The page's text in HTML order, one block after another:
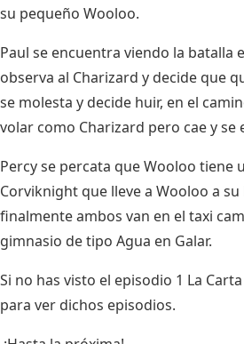
su pequeño Wooloo.
Paul se encuentra viendo la batalla
observa al Charizard y decide que
se molesta y decide huir, en el
volar como Charizard pero cae y
Percy se percata que Wooloo tiene
Corviknight que lleve a Wooloo a
finalmente ambos van en el taxi
gimnasio de tipo Agua en Galar.
Si no has visto el episodio 1 La Carta
para ver dichos episodios.